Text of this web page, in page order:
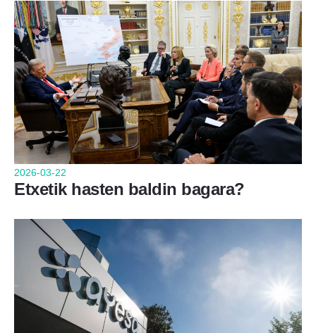
2026-03-22
Etxetik hasten baldin bagara?